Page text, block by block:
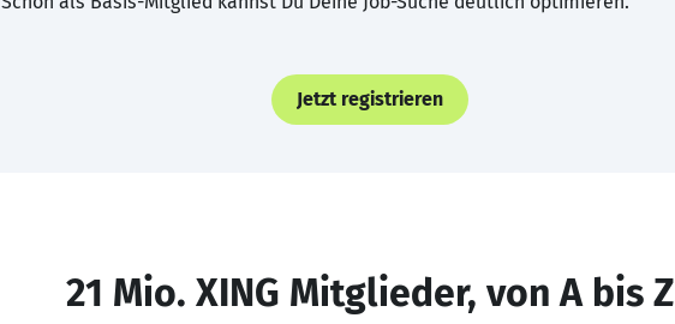
Jetzt registrieren
21 Mio. XING Mitglieder, von A bis Z